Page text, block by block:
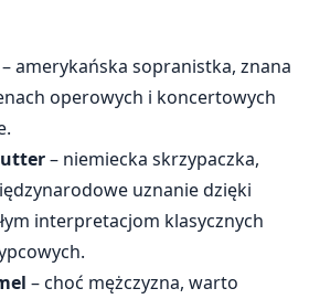
– amerykańska sopranistka, znana
operowych i koncertowych
– niemiecka skrzypaczka,
uznanie dzięki
interpretacjom klasycznych
– choć mężczyzna, warto